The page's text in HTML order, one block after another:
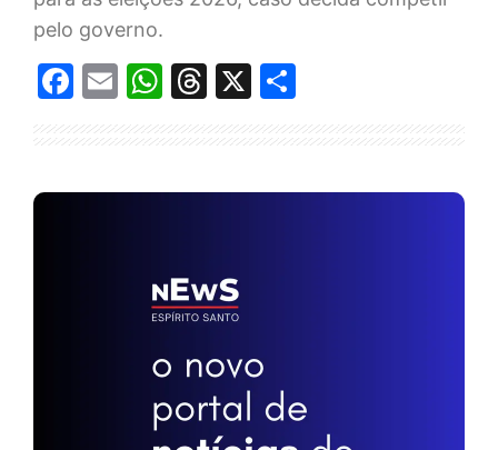
pelo governo.
Facebook
EmailWhatsApp
Threads
X